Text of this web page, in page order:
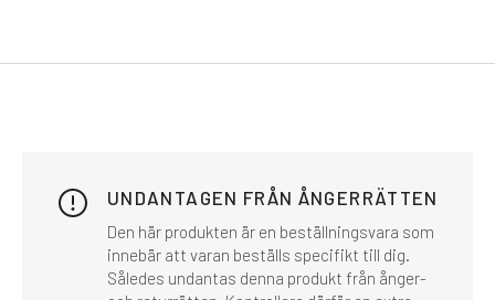
UNDANTAGEN FRÅN ÅNGERRÄTTEN
Den här produkten är en beställningsvara som
innebär att varan beställs specifikt till dig.
Således undantas denna produkt från ånger-